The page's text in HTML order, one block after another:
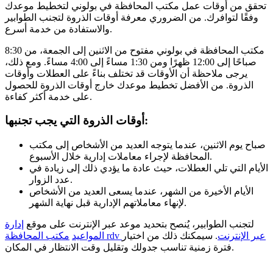
تحقق من أوقات عمل مكتب المحافظة في بولوني لتخطيط موعدك
وفقًا لتوافرك. من الضروري معرفة أوقات الذروة لتجنب الطوابير
والاستفادة من خدمة أسرع.
مكتب المحافظة في بولوني مفتوح من الاثنين إلى الجمعة، من 8:30
صباحًا إلى 12:00 ظهرًا ومن 1:30 مساءً إلى 4:00 مساءً. ومع ذلك،
يرجى ملاحظة أن الأوقات قد تختلف بناءً على العطلات وأوقات
الذروة. من الأفضل تخطيط موعدك خارج أوقات الذروة للحصول
على خدمة أكثر كفاءة.
أوقات الذروة التي يجب تجنبها:
صباح يوم الاثنين، عندما يتوجه العديد من الأشخاص إلى مكتب
المحافظة لإجراء معاملات إدارية خلال الأسبوع.
الأيام التي تلي العطلات، حيث عادة ما يؤدي ذلك إلى زيادة في
عدد الزوار.
الأيام الأخيرة من الشهر، عندما يسعى العديد من الأشخاص
لإنهاء معاملاتهم الإدارية قبل نهاية الشهر.
لتجنب الطوابير، يُنصح بتحديد موعد عبر الإنترنت على موقع إدارة
المواعيد
مكتب المحافظة rdv عبر الإنترنت. سيمكنك ذلك من اختيار
فترة زمنية تناسب جدولك وتقليل وقت الانتظار في المكان.